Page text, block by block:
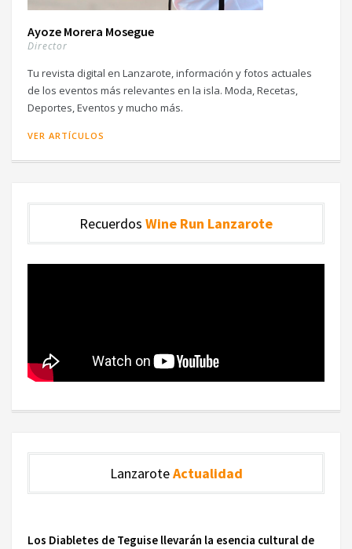
Ayoze Morera Mosegue
Director
Tu revista digital en Lanzarote, información y fotos actuales
de los eventos más relevantes en la isla. Moda, Recetas,
Deportes, Eventos y mucho más.
VER ARTÍCULOS
Recuerdos Wine Run Lanzarote
LanzaroteActualidad
Los Diabletes de Teguise llevarán la esencia cultural de